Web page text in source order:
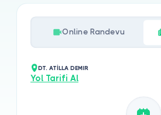
Online Randevu
DT. ATİLLA DEMIR
Yol Tarifi Al